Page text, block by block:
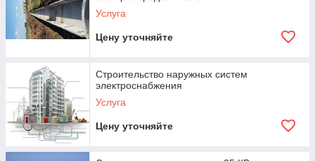
Услуга
Цену уточняйте
Строительство наружных систем
электроснабжения
Услуга
Цену уточняйте